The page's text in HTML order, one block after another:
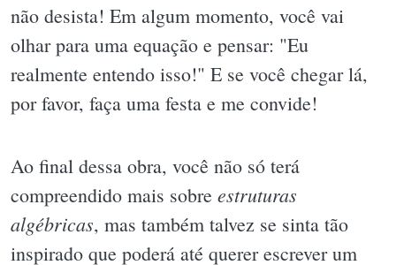
não desista! Em algum momento, você vai
olhar para uma equação e pensar: "Eu
realmente entendo isso!" E se você chegar lá,
por favor, faça uma festa e me convide!
Ao final dessa obra, você não só terá
compreendido mais sobre estruturas
algébricas, mas também talvez se sinta tão
inspirado que poderá até querer escrever um